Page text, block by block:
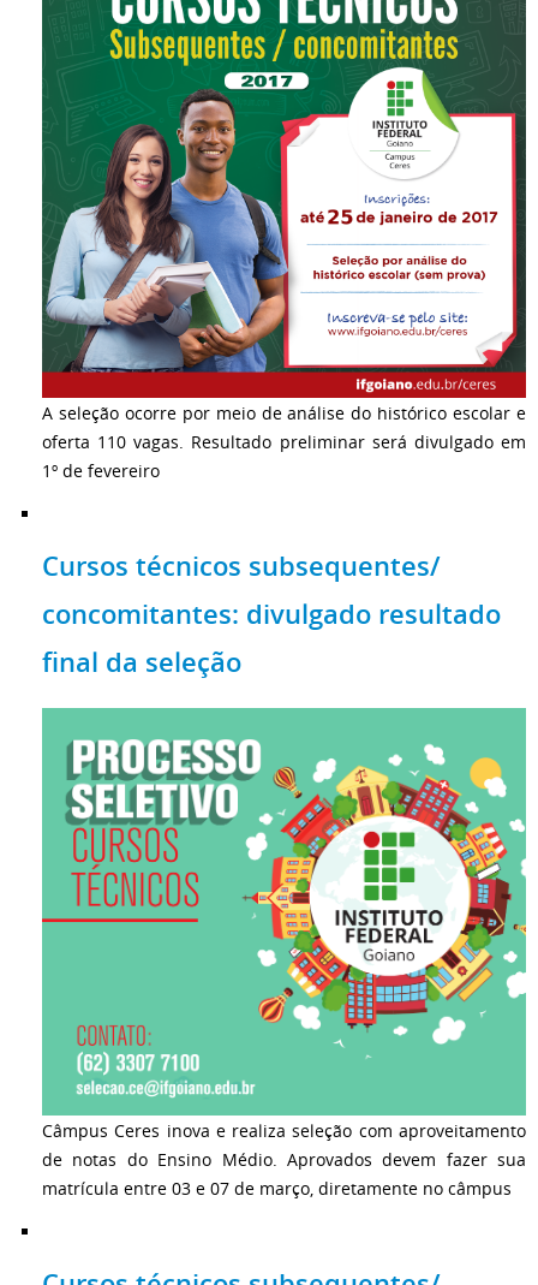
A seleção ocorre por meio de análise do histórico escolar e
oferta 110 vagas. Resultado preliminar será divulgado em
1º de fevereiro
Cursos técnicos subsequentes/
concomitantes: divulgado resultado
final da seleção
Câmpus Ceres inova e realiza seleção com aproveitamento
de notas do Ensino Médio. Aprovados devem fazer sua
matrícula entre 03 e 07 de março, diretamente no câmpus